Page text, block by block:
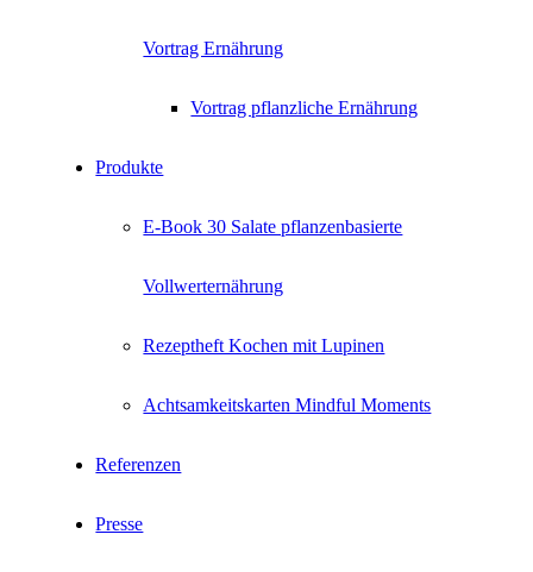
Vortrag Ernährung
Vortrag pflanzliche Ernährung
Produkte
E-Book 30 Salate pflanzenbasierte
Vollwerternährung
Rezeptheft Kochen mit Lupinen
Achtsamkeitskarten Mindful Moments
Referenzen
Presse